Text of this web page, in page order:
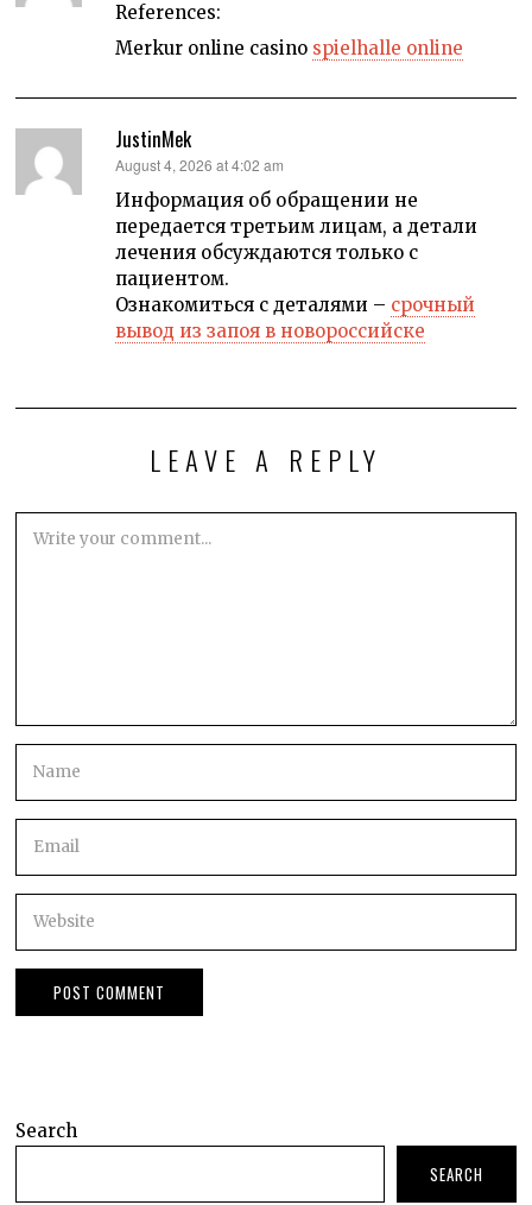
References:
Merkur online casino spielhalle online
JustinMek
says:
August 4, 2026 at 4:02 am
Информация об обращении не
передается третьим лицам, а детали
лечения обсуждаются только с
пациентом.
Ознакомиться с деталями – срочный
вывод из запоя в новороссийске
LEAVE A REPLY
Search
SEARCH